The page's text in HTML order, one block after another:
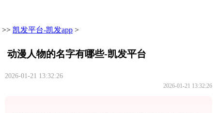
>> 凯发平台-凯发app >
动漫人物的名字有哪些-凯发平台
2026-01-21 13:32:26
2026-01-21 13:32:26